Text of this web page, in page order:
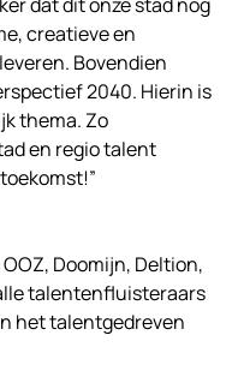
creatieve en
Bovendien
2040. Hierin is
thema. Zo
en regio talent
Doomijn, Deltion,
talentenfluisteraars
het talentgedreven